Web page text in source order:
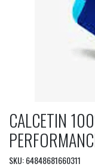
CALCETIN
SKU: 64848681660311